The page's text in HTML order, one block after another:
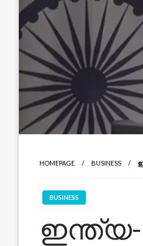
HOMEPAGE BUSINESS
BUSINESS